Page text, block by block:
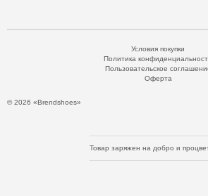
© 2026 «Brendshoes»
Условия покупки
Политика
Пользовательское
Оферта
Товар заряжен на добро и